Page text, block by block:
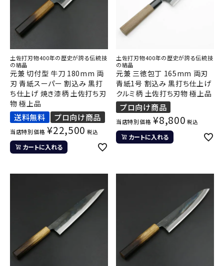
土佐打刃物400年の歴史が誇る伝統技
の結晶
元兼 切付型 牛刀 180mm 両
刃 青紙スーパー 割込み 黒打
ち仕上げ 焼き漆柄 土佐打ち刃
物 極上品
送料無料 プロ向け商品
当店特別価格 ¥22,500 税込
カートに入れる
土佐打刃物400年の歴史が誇る伝統技
の結晶
元兼 三徳包丁 165mm 両刃
青紙1号 割込み 黒打ち仕上げ
クルミ柄 土佐打ち刃物 極上品
プロ向け商品
当店特別価格 ¥8,800 税込
カートに入れる